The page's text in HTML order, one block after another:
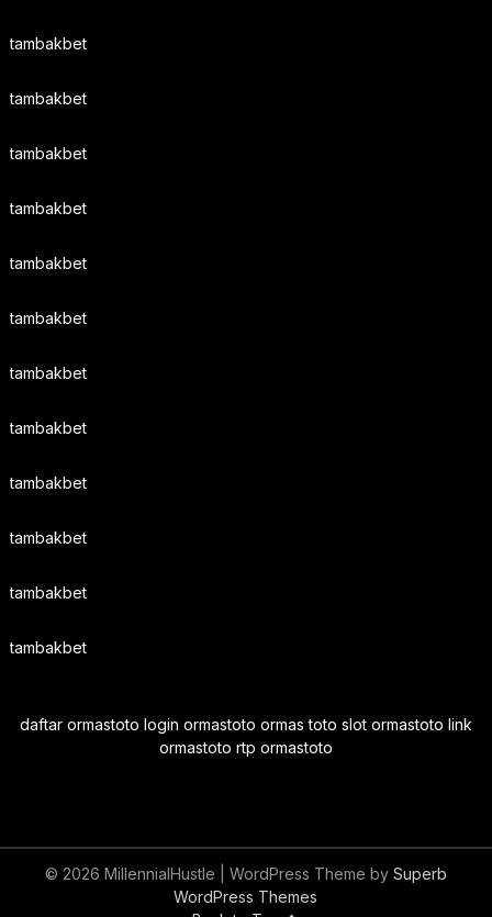
tambakbet
tambakbet
tambakbet
tambakbet
tambakbet
tambakbet
tambakbet
tambakbet
tambakbet
tambakbet
tambakbet
tambakbet
daftar ormastoto login ormastoto ormas toto slot ormastoto link
ormastoto rtp ormastoto
© 2026 MillennialHustle | WordPress Theme by Superb
WordPress Themes